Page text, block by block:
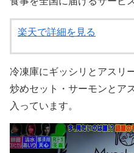
楽天で詳細を見る
冷凍庫にギッシリとアスリ
炒めセット・サーモンとア
入っています。